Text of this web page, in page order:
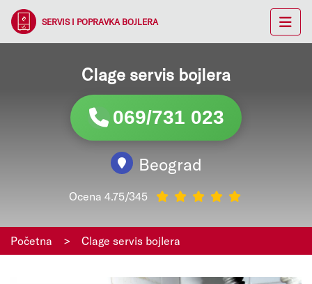
SERVIS I POPRAVKA BOJLERA
Clage servis bojlera
069/731 023
Beograd
Ocena 4.75/345
Početna > Clage servis bojlera